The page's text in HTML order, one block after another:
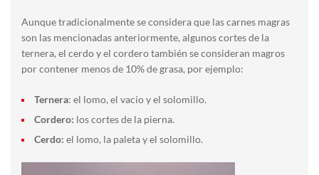
Aunque tradicionalmente se considera que las carnes magras
son las mencionadas anteriormente, algunos cortes de la
ternera, el cerdo y el cordero también se consideran magros
por contener menos de 10% de grasa, por ejemplo:
Ternera: el lomo, el vacío y el solomillo.
Cordero: los cortes de la pierna.
Cerdo: el lomo, la paleta y el solomillo.